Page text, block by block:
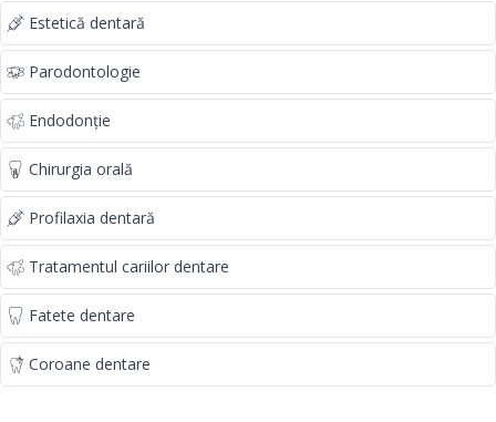
Estetică dentară
Parodontologie
Endodonție
Chirurgia orală
Profilaxia dentară
Tratamentul cariilor dentare
Fatete dentare
Coroane dentare